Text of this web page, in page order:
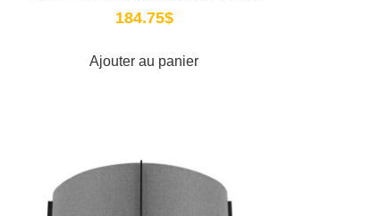
184.75$
Ajouter au panier